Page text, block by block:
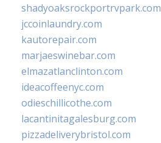
shadyoaksrockportrvpark.com
jccoinlaundry.com
kautorepair.com
marjaeswinebar.com
elmazatlanclinton.com
ideacoffeenyc.com
odieschillicothe.com
lacantinitagalesburg.com
pizzadeliverybristol.com